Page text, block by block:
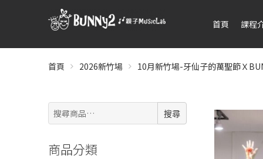
首頁 課程
首頁 2026新竹場 10月新竹場-牙仙子的萬聖節Ｘ
搜
尋:
搜尋
商品分類